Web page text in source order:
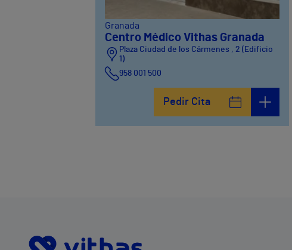
Granada
Centro Médico Vithas Granada
Plaza Ciudad de los Cármenes , 2 (Edificio
1)
958 001 500
Pedir Cita